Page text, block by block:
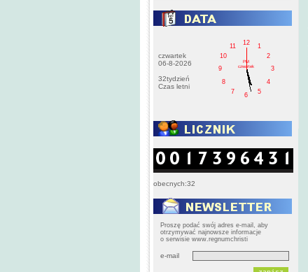
czwartek
06-8-2026
32tydzień
Czas letni
1
2
3
4
5
6
7
8
9
10
11
12
PM
czwartek
obecnych:32
Proszę podać swój adres e-mail, aby
otrzymywać najnowsze informacje
o serwisie www.regnumchristi
e-mail